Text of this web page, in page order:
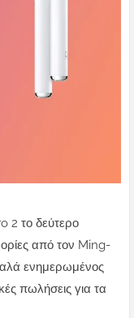
2 το δεύτερο
από τον Ming-
ενημερωμένος
πωλήσεις για τα